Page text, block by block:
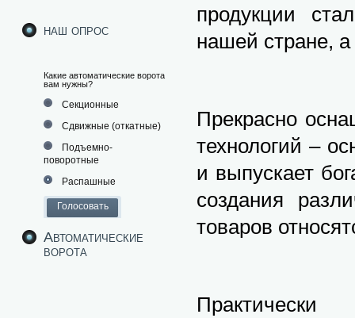
наш опрос
Какие автоматические ворота
вам нужны?
Секционные
Сдвижные (откатные)
Подъемно-
поворотные
Распашные
Автоматические
ворота
продукции
нашей стране,
Прекрасно
технологий –
и выпускает
создания
товаров